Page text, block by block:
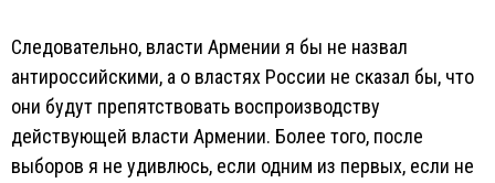
Следовательно, власти Армении я бы не назвал
антироссийскими, а о властях России не сказал бы, что
они будут препятствовать воспроизводству
действующей власти Армении. Более того, после
выборов я не удивлюсь, если одним из первых, если не